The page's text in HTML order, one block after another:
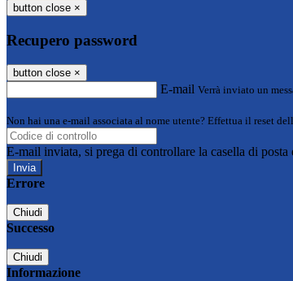
button close ×
Recupero password
button close ×
E-mail Verrà inviato un
Non hai una e-mail associata al nome utente? Effettua il reset
E-mail inviata, si prega di controllare la casella di posta
Errore
Chiudi
Successo
Chiudi
Informazione